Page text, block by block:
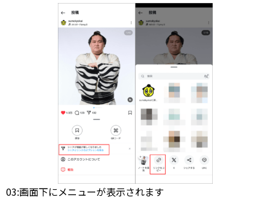
03:画面下にメニューが表示されます